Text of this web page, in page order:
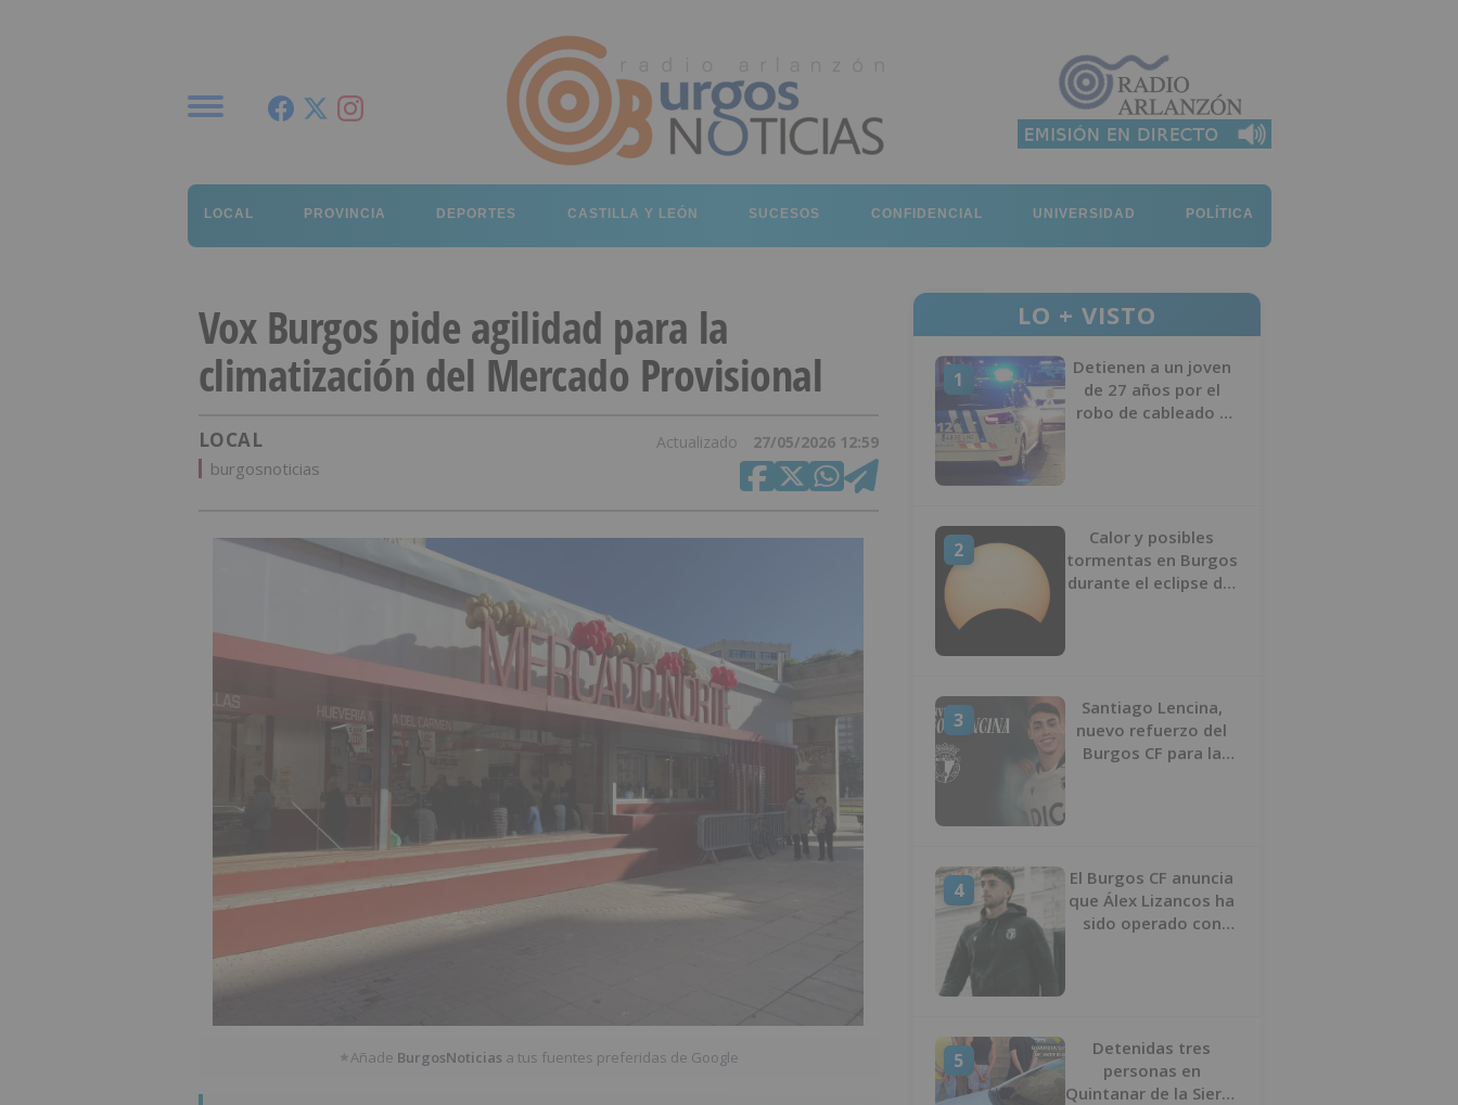
LOCAL PROVINCIA DEPORTES CASTILLA Y LEÓN SUCESOS CONFIDENCIAL UNIVERSIDAD POLÍTICA
Vox Burgos pide agilidad para la
climatización del Mercado Provisional
LOCAL Actualizado 27/05/2026 12:59
burgosnoticias
★Añade BurgosNoticias a tus fuentes preferidas de Google
LO + VISTO
1
Detienen a un joven
de 27 años por el
robo de cableado y
2
Calor y posibles
tormentas en Burgos
durante el eclipse del
3
Santiago Lencina,
nuevo refuerzo del
Burgos CF para la
4
El Burgos CF anuncia
que Álex Lizancos ha
sido operado con
5
Detenidas tres
personas en
Quintanar de la Sierra